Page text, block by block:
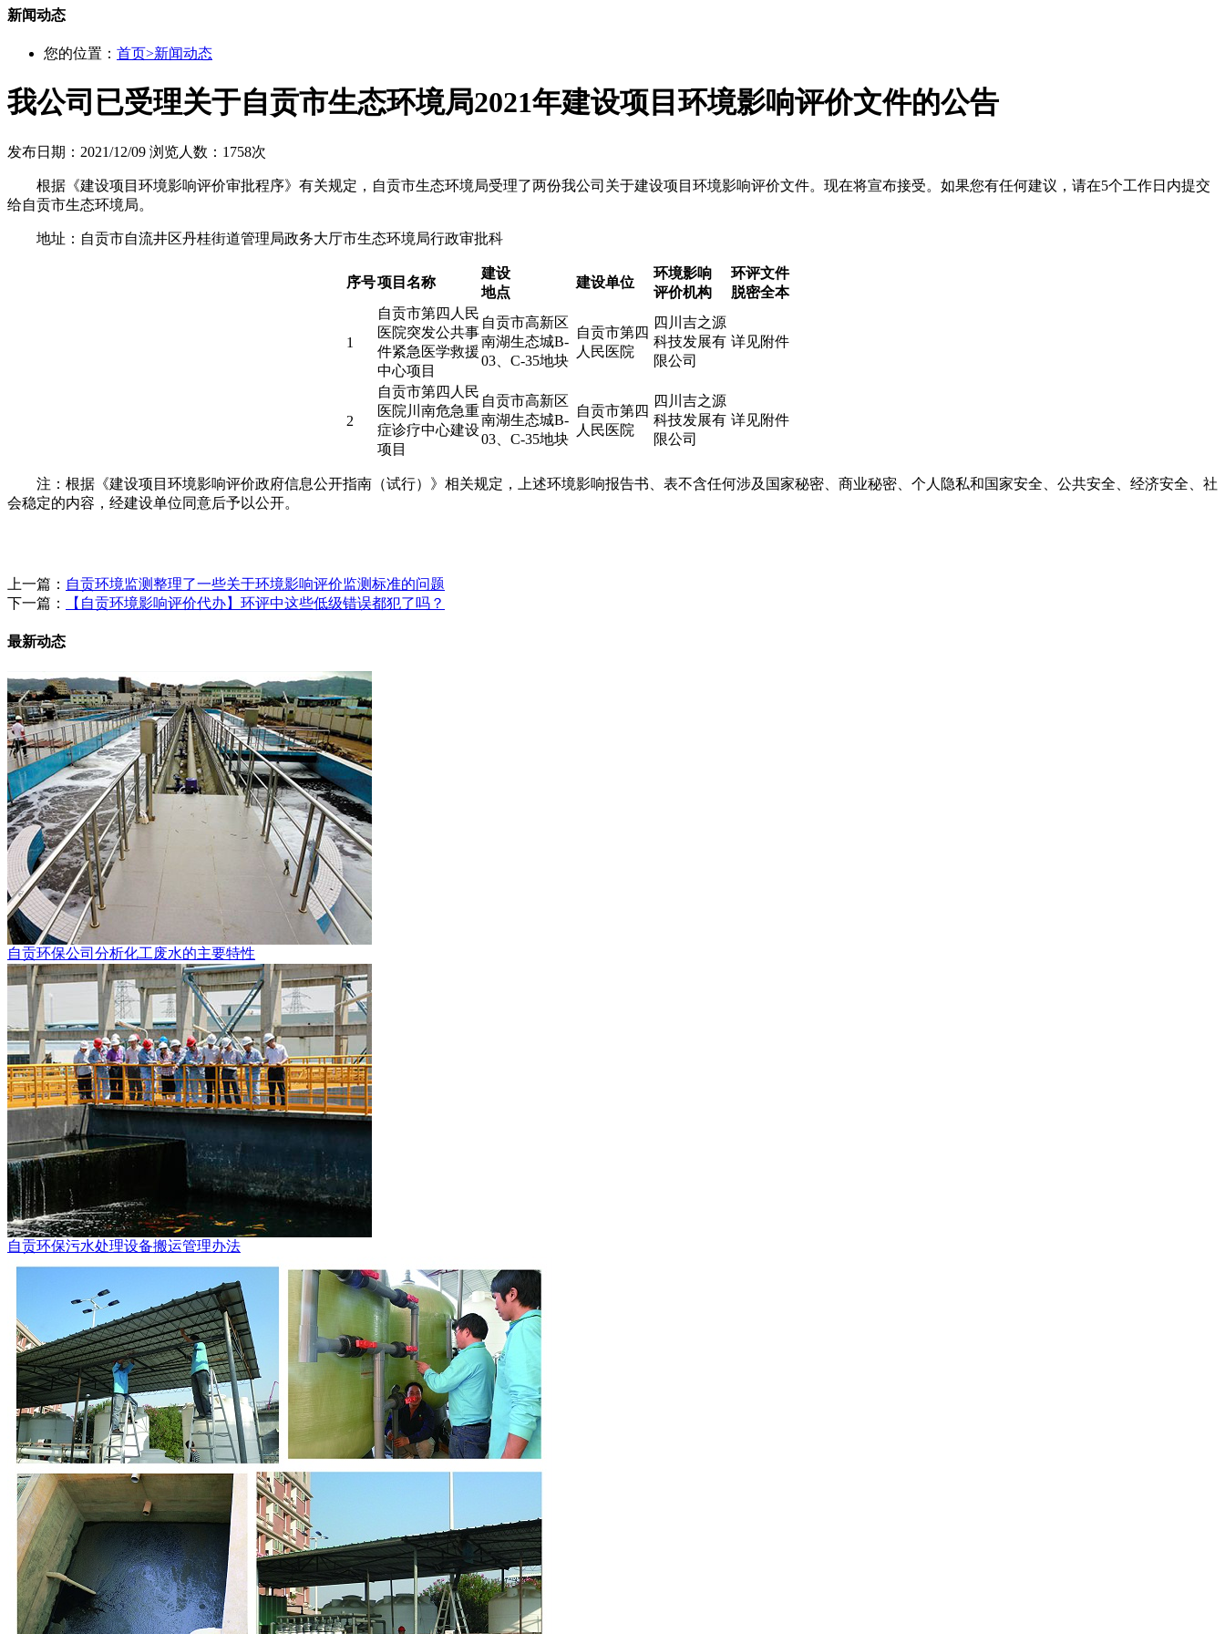
新闻动态
您的位置： 首页>新闻动态
我公司已受理关于自贡市生态环境局2021年建设项目环境影响评价文件的公告
发布日期：2021/12/09 浏览人数：1758次
根据《建设项目环境影响评价审批程序》有关规定，自贡市生态环境局受理了两份我公司关于建设项目环境影响评价文件。现在将宣布接受。如果您有任何建议，请在5个工作日内提交
给自贡市生态环境局。
地址：自贡市自流井区丹桂街道管理局政务大厅市生态环境局行政审批科
序号项目名称
建设
地点
建设单位
环境影响
评价机构
环评文件
脱密全本
1
自贡市第四人民
医院突发公共事
件紧急医学救援
中心项目
自贡市高新区
南湖生态城B-
03、C-35地块
自贡市第四
人民医院
四川吉之源
科技发展有
限公司
详见附件
2
自贡市第四人民
医院川南危急重
症诊疗中心建设
项目
自贡市高新区
南湖生态城B-
03、C-35地块
自贡市第四
人民医院
四川吉之源
科技发展有
限公司
详见附件
注：根据《建设项目环境影响评价政府信息公开指南（试行）》相关规定，上述环境影响报告书、表不含任何涉及国家秘密、商业秘密、个人隐私和国家安全、公共安全、经济安全、社
会稳定的内容，经建设单位同意后予以公开。
上一篇： 自贡环境监测整理了一些关于环境影响评价监测标准的问题
下一篇：
【自贡环境影响评价代办】环评中这些低级错误都犯了吗？
最新动态
自贡环保公司分析化工废水的主要特性
自贡环保污水处理设备搬运管理办法